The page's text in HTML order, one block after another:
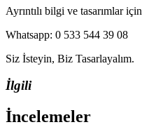
Ayrıntılı bilgi ve tasarımlar için
Whatsapp: 0 533 544 39 08
Siz İsteyin, Biz Tasarlayalım.
İlgili
İncelemeler